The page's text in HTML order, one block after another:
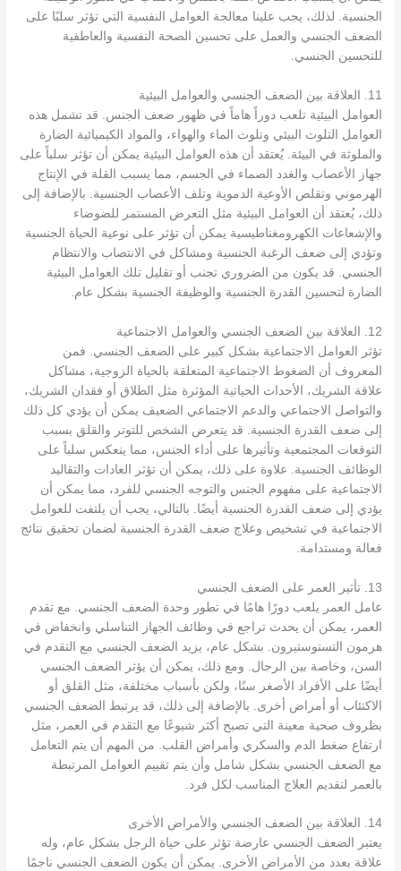
الجنسية. لذلك، يجب علينا معالجة العوامل النفسية التي تؤثر سلبًا على
الضعف الجنسي والعمل على تحسين الصحة النفسية والعاطفية
للتحسين الجنسي.
11. العلاقة بين الضعف الجنسي والعوامل البيئية
العوامل البيئية تلعب دوراً هاماً في ظهور ضعف الجنس. قد تشمل هذه
العوامل التلوث البيئي وتلوث الماء والهواء، والمواد الكيميائية الضارة
والملوثة في البيئة. يُعتقد أن هذه العوامل البيئية يمكن أن تؤثر سلباً على
جهاز الأعصاب والغدد الصماء في الجسم، مما يسبب القلة في الإنتاج
الهرموني وتقلص الأوعية الدموية وتلف الأعصاب الجنسية. بالإضافة إلى
ذلك، يُعتقد أن العوامل البيئية مثل التعرض المستمر للضوضاء
والإشعاعات الكهرومغناطيسية يمكن أن تؤثر على نوعية الحياة الجنسية
وتؤدي إلى ضعف الرغبة الجنسية ومشاكل في الانتصاب والانتظام
الجنسي. قد يكون من الضروري تجنب أو تقليل تلك العوامل البيئية
الضارة لتحسين القدرة الجنسية والوظيفة الجنسية بشكل عام.
12. العلاقة بين الضعف الجنسي والعوامل الاجتماعية
تؤثر العوامل الاجتماعية بشكل كبير على الضعف الجنسي. فمن
المعروف أن الضغوط الاجتماعية المتعلقة بالحياة الزوجية، مشاكل
علاقة الشريك، الأحداث الحياتية المؤثرة مثل الطلاق أو فقدان الشريك،
والتواصل الاجتماعي والدعم الاجتماعي الضعيف يمكن أن يؤدي كل ذلك
إلى ضعف القدرة الجنسية. قد يتعرض الشخص للتوتر والقلق بسبب
التوقعات المجتمعية وتأثيرها على أداء الجنس، مما ينعكس سلباً على
الوظائف الجنسية. علاوة على ذلك، يمكن أن تؤثر العادات والتقاليد
الاجتماعية على مفهوم الجنس والتوجه الجنسي للفرد، مما يمكن أن
يؤدي إلى ضعف القدرة الجنسية أيضًا. بالتالي، يجب أن يلتفت للعوامل
الاجتماعية في تشخيص وعلاج ضعف القدرة الجنسية لضمان تحقيق نتائج
فعالة ومستدامة.
13. تأثير العمر على الضعف الجنسي
عامل العمر يلعب دورًا هامًا في تطور وحدة الضعف الجنسي. مع تقدم
العمر، يمكن أن يحدث تراجع في وظائف الجهاز التناسلي وانخفاض في
هرمون التستوستيرون. بشكل عام، يزيد الضعف الجنسي مع التقدم في
السن، وخاصة بين الرجال. ومع ذلك، يمكن أن يؤثر الضعف الجنسي
أيضًا على الأفراد الأصغر سنًا، ولكن بأسباب مختلفة، مثل القلق أو
الاكتئاب أو أمراض أخرى. بالإضافة إلى ذلك، قد يرتبط الضعف الجنسي
بظروف صحية معينة التي تصبح أكثر شيوعًا مع التقدم في العمر، مثل
ارتفاع ضغط الدم والسكري وأمراض القلب. من المهم أن يتم التعامل
مع الضعف الجنسي بشكل شامل وأن يتم تقييم العوامل المرتبطة
بالعمر لتقديم العلاج المناسب لكل فرد.
14. العلاقة بين الضعف الجنسي والأمراض الأخرى
يعتبر الضعف الجنسي عارضة تؤثر على حياة الرجل بشكل عام، وله
علاقة بعدد من الأمراض الأخرى. يمكن أن يكون الضعف الجنسي ناجمًا